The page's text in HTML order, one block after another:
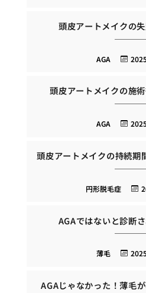
頭皮アートメイクの
AGA
頭皮アートメイクの施
AGA
頭皮アートメイクの持続期
円形脱毛症
AGAではないと診断
薄毛
AGAじゃなかった！薄毛